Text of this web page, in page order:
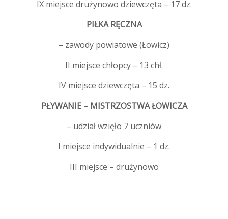
IX miejsce drużynowo dziewczęta – 17 dz.
PIŁKA RĘCZNA
– zawody powiatowe (Łowicz)
II miejsce chłopcy – 13 chł.
IV miejsce dziewczęta – 15 dz.
PŁYWANIE – MISTRZOSTWA ŁOWICZA
– udział wzięło 7 uczniów
I miejsce indywidualnie – 1 dz.
III miejsce – drużynowo